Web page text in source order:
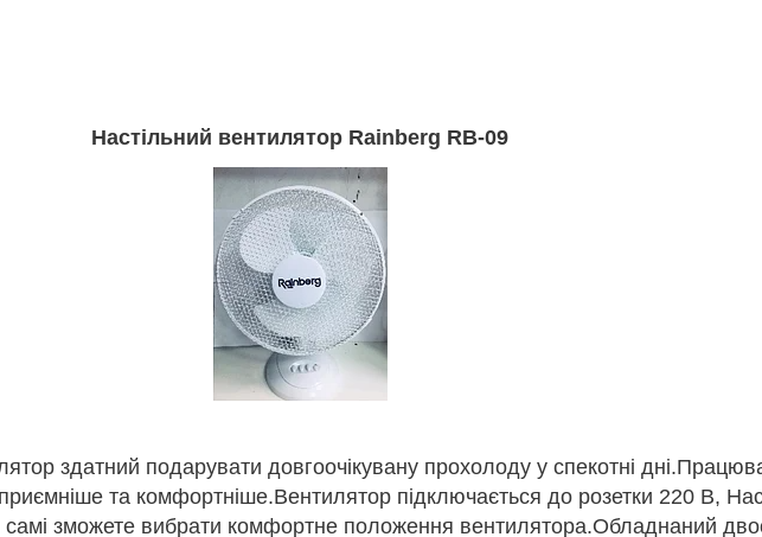
Настільний вентилятор Rainberg RB-09
здатний подарувати довгоочікувану прохолоду у спекотні
та комфортніше.Вентилятор підключається до розетки 220 В,
самі зможете вибрати комфортне положення вентилятора.Обладнаний